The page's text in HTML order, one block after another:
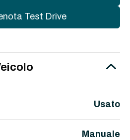
Test Drive
Usato
Manuale